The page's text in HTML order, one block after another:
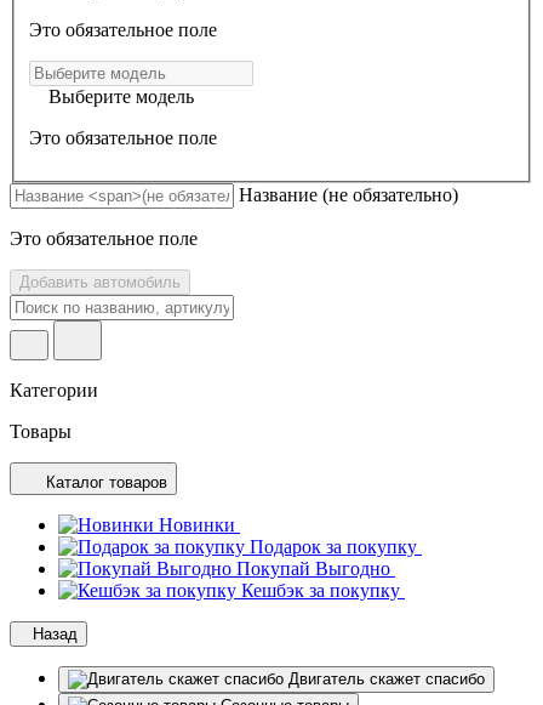
Это обязательное поле
Выберите модель
Это обязательное поле
Название (не обязательно)
Это обязательное поле
Добавить автомобиль
Категории
Товары
Каталог товаров
Новинки
Подарок за покупку
Покупай Выгодно
Кешбэк за покупку
Назад
Двигатель скажет спасибо